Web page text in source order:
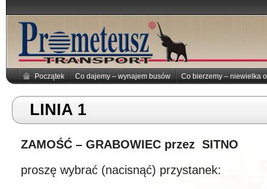
Początek Co dajemy – wynajem busów Co bierzemy – niewielka
LINIA 1
ZAMOŚĆ – GRABOWIEC przez SITNO
proszę wybrać (nacisnąć) przystanek: